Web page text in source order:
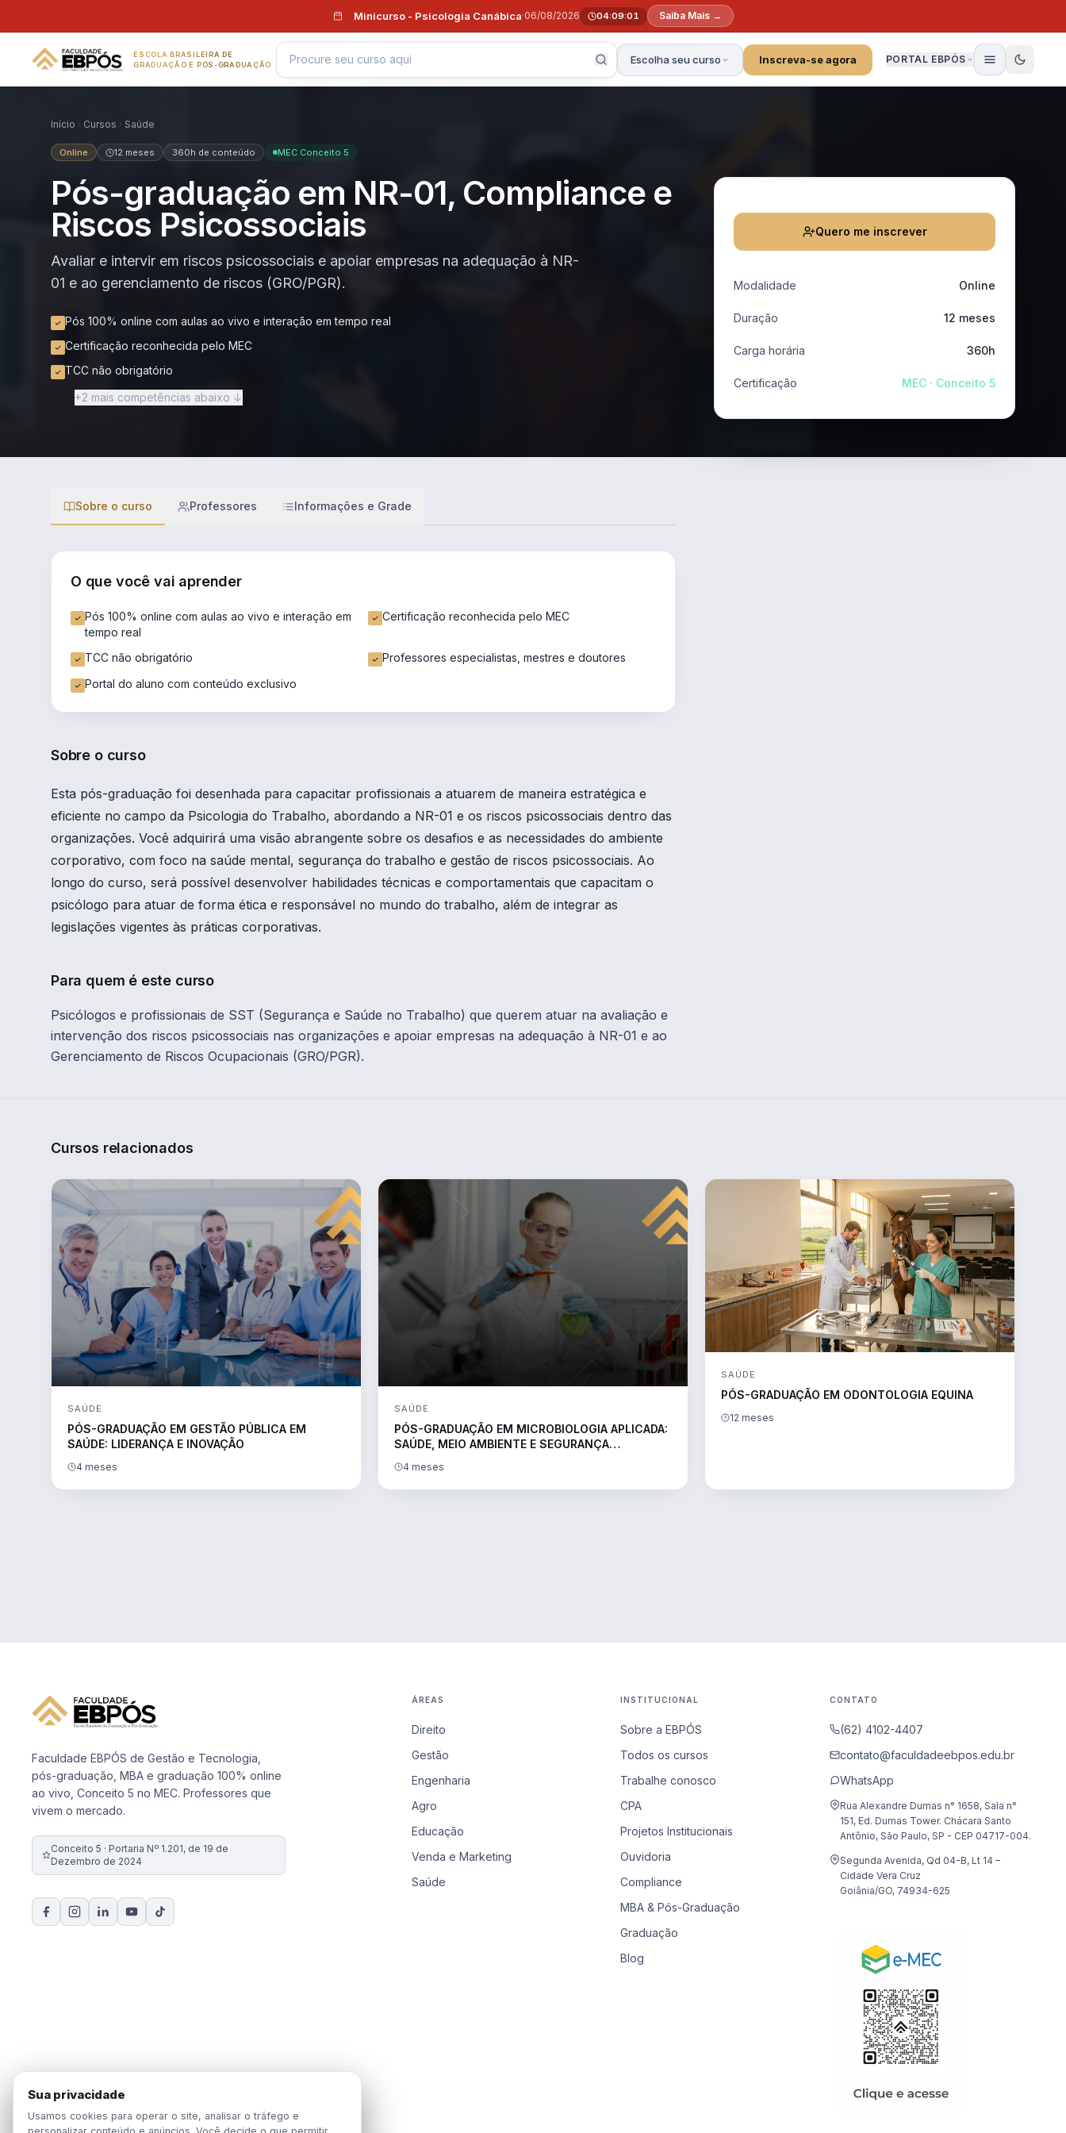
Minicurso - Psicologia Canábica·06/08/2026 04:09:00 Saiba Mais →
ESCOLA BRASILEIRA DE
GRADUAÇÃO E PÓS-GRADUAÇÃO
Escolha seu curso Inscreva-se agora PORTAL EBPÓS
Início Cursos Saúde
Online 12 meses 360h de conteúdo MEC Conceito 5
Pós-graduação em NR-01, Compliance e
Riscos Psicossociais
Avaliar e intervir em riscos psicossociais e apoiar empresas na adequação à NR-
01 e ao gerenciamento de riscos (GRO/PGR).
Pós 100% online com aulas ao vivo e interação em tempo real
Certificação reconhecida pelo MEC
TCC não obrigatório
+2 mais competências abaixo ↓
Sobre o curso Professores Informações e Grade
O que você vai aprender
Pós 100% online com aulas ao vivo e interação em
tempo real
Certificação reconhecida pelo MEC
TCC não obrigatório
Professores especialistas, mestres e doutores
Portal do aluno com conteúdo exclusivo
Sobre o curso
Esta pós-graduação foi desenhada para capacitar profissionais a atuarem de maneira estratégica e
eficiente no campo da Psicologia do Trabalho, abordando a NR-01 e os riscos psicossociais dentro das
organizações. Você adquirirá uma visão abrangente sobre os desafios e as necessidades do ambiente
corporativo, com foco na saúde mental, segurança do trabalho e gestão de riscos psicossociais. Ao
longo do curso, será possível desenvolver habilidades técnicas e comportamentais que capacitam o
psicólogo para atuar de forma ética e responsável no mundo do trabalho, além de integrar as
legislações vigentes às práticas corporativas.
Para quem é este curso
Psicólogos e profissionais de SST (Segurança e Saúde no Trabalho) que querem atuar na avaliação e
intervenção dos riscos psicossociais nas organizações e apoiar empresas na adequação à NR-01 e ao
Gerenciamento de Riscos Ocupacionais (GRO/PGR).
Quero me inscrever
Modalidade Online
Duração 12 meses
Carga horária 360h
Certificação MEC · Conceito 5
Cursos relacionados
SAÚDE
PÓS-GRADUAÇÃO EM GESTÃO PÚBLICA EM
SAÚDE: LIDERANÇA E INOVAÇÃO
4 meses
SAÚDE
PÓS-GRADUAÇÃO EM MICROBIOLOGIA APLICADA:
SAÚDE, MEIO AMBIENTE E SEGURANÇA
4 meses
SAÚDE
PÓS-GRADUAÇÃO EM ODONTOLOGIA EQUINA
12 meses
Faculdade EBPÓS de Gestão e Tecnologia,
pós-graduação, MBA e graduação 100% online
ao vivo, Conceito 5 no MEC. Professores que
vivem o mercado.
Conceito 5 · Portaria Nº 1.201, de 19 de
Dezembro de 2024
ÁREAS
Direito
Gestão
Engenharia
Agro
Educação
Venda e Marketing
Saúde
INSTITUCIONAL
Sobre a EBPÓS
Todos os cursos
Trabalhe conosco
CPA
Projetos Institucionais
Ouvidoria
Compliance
MBA & Pós-Graduação
Graduação
Blog
CONTATO
(62) 4102-4407
contato@faculdadeebpos.edu.br
WhatsApp
Rua Alexandre Dumas n° 1658, Sala n°
151, Ed. Dumas Tower. Chácara Santo
Antônio, São Paulo, SP - CEP 04717-004.
Segunda Avenida, Qd 04-B, Lt 14 –
Cidade Vera Cruz
Goiânia/GO, 74934-625
Sua privacidade
Usamos cookies para operar o site, analisar o tráfego e